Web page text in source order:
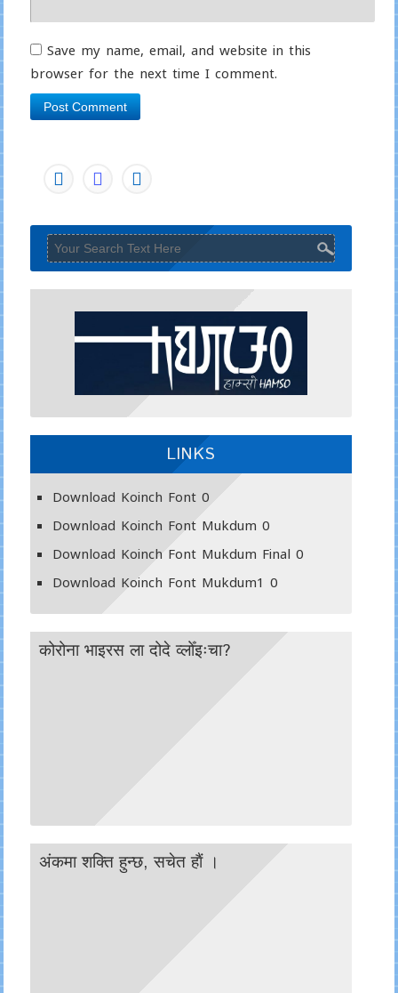
Save my name, email, and website in this
browser for the next time I comment.
LINKS
Download Koinch Font0
Download Koinch Font Mukdum 0
Download Koinch Font Mukdum Final 0
Download Koinch Font Mukdum1 0
कोरोना भाइरस ला दोदे व्लोँइःचा?
अंकमा शक्ति हुन्छ, सचेत हाैं ।